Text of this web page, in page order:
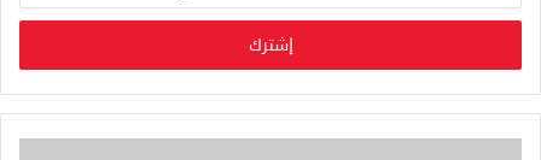
خ
ب
ر
ي